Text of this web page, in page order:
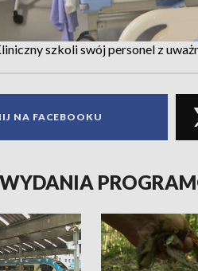
szkoli swój personel z
NA FACEBOOKU